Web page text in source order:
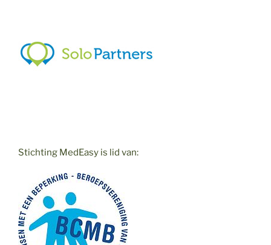
Stichting MedEasy is lid van: